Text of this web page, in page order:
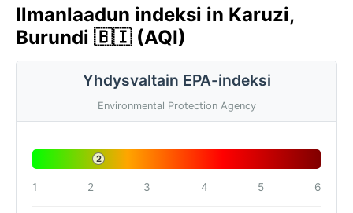
Ilmanlaadun indeksi in Karuzi,
Burundi 🇧🇮 (AQI)
Yhdysvaltain EPA-indeksi
Environmental Protection Agency
2
1 2 3 4 5 6